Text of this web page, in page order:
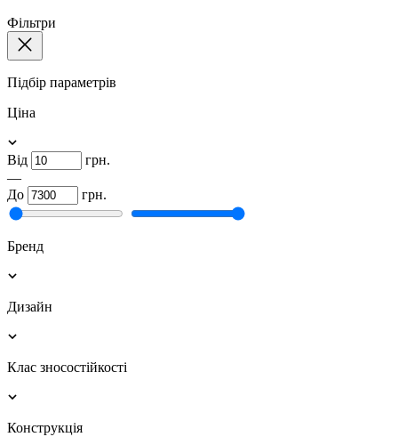
Фільтри
Підбір параметрів
Ціна
Від
грн.
—
До
грн.
Бренд
Дизайн
Клас зносостійкості
Конструкція